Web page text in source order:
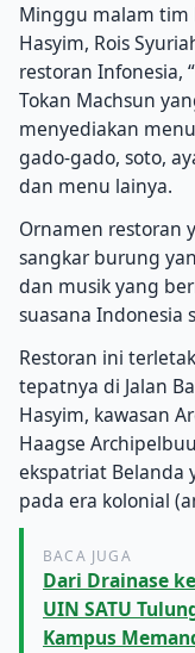
Minggu malam tim
Hasyim, Rois
restoran Infonesia,
Tokan Machsun
menyediakan
gado-gado, soto,
dan menu lainya.
Ornamen restoran
sangkar burung
dan musik yang
suasana Indonesia
Restoran ini
tepatnya di Jalan
Hasyim, kawasan
Haagse
ekspatriat Belanda
pada era kolonial
BACA JUGA
Dari Drainase
UIN SATU
Kampus